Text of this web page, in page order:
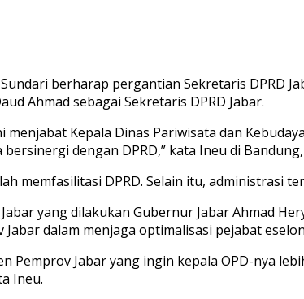
berharap pergantian Sekretaris DPRD
Ahmad sebagai Sekretaris DPRD Jabar.
Kepala Dinas Pariwisata dan
dengan DPRD,” kata Ineu di
memfasilitasi DPRD. Selain itu, administrasi
yang dilakukan Gubernur Jabar Ahmad
dalam menjaga optimalisasi pejabat
Pemprov Jabar yang ingin kepala OPD-nya
Ineu.